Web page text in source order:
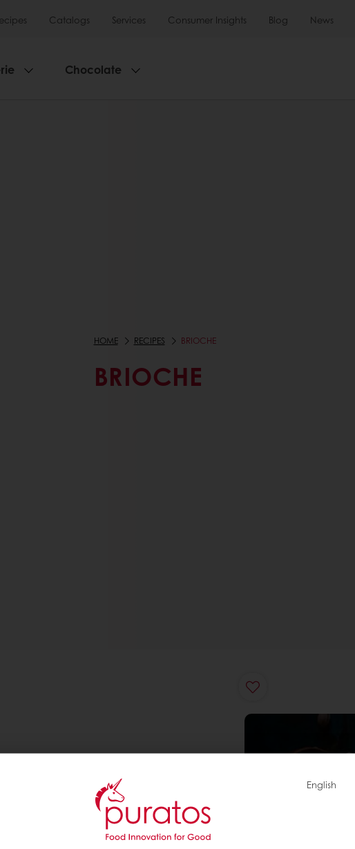
Catalogs Services Consumer Insights Blog News
Chocolate
HOME RECIPES BRIOCHE
BRIOCHE